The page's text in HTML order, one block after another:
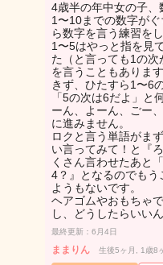
4歳半の年中女の子、
1〜10までの数字が
ら数字を言う練習を
1〜5はやっと指を見
た（と言っても1の
を言うこともありま
きず、ひたすら1〜6
「5の次は6だよ」と
ーん、よーん、ごー
に進みません。
ロクと言う単語がま
い言ってみて！と『
くさん言わせたあと
4？』となるのでもう
ようもないです。
ヘアゴムやおもちゃ
し、どうしたらいい
最終更新：6月4日
ままりん 生後5ヶ月, 1歳8